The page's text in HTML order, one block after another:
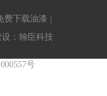
费下载油漆
设 ： 翰臣科技
号